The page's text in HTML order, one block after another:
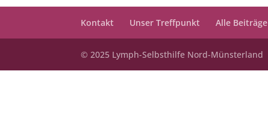
Kontakt Unser Treffpunkt Alle Beiträge
© 2025 Lymph-Selbsthilfe Nord-Münsterland